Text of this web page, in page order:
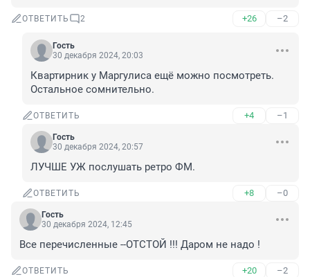
ОТВЕТИТЬ 2 +26 –2
Гость
30 декабря 2024, 20:03
Квартирник у Маргулиса ещё можно посмотреть.
Остальное сомнительно.
ОТВЕТИТЬ +4 –1
Гость
30 декабря 2024, 20:57
ЛУЧШЕ УЖ послушать ретро ФМ.
ОТВЕТИТЬ +8 –0
Гость
30 декабря 2024, 12:45
Все перечисленные --ОТСТОЙ !!! Даром не надо !
ОТВЕТИТЬ +20 –2